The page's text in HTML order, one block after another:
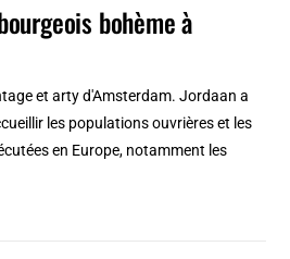
bohème à
et arty d'Amsterdam. Jordaan a
les populations ouvrières et les
en Europe, notamment les